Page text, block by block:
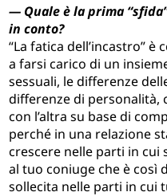
— Quale è la prima
in conto?
“La fatica dell’incastro” è
a farsi carico di un
sessuali, le differenze
differenze di personalità,
con l’altra su base di
perché in una relazione
crescere nelle parti in
al tuo coniuge che è così
sollecita nelle parti in cui